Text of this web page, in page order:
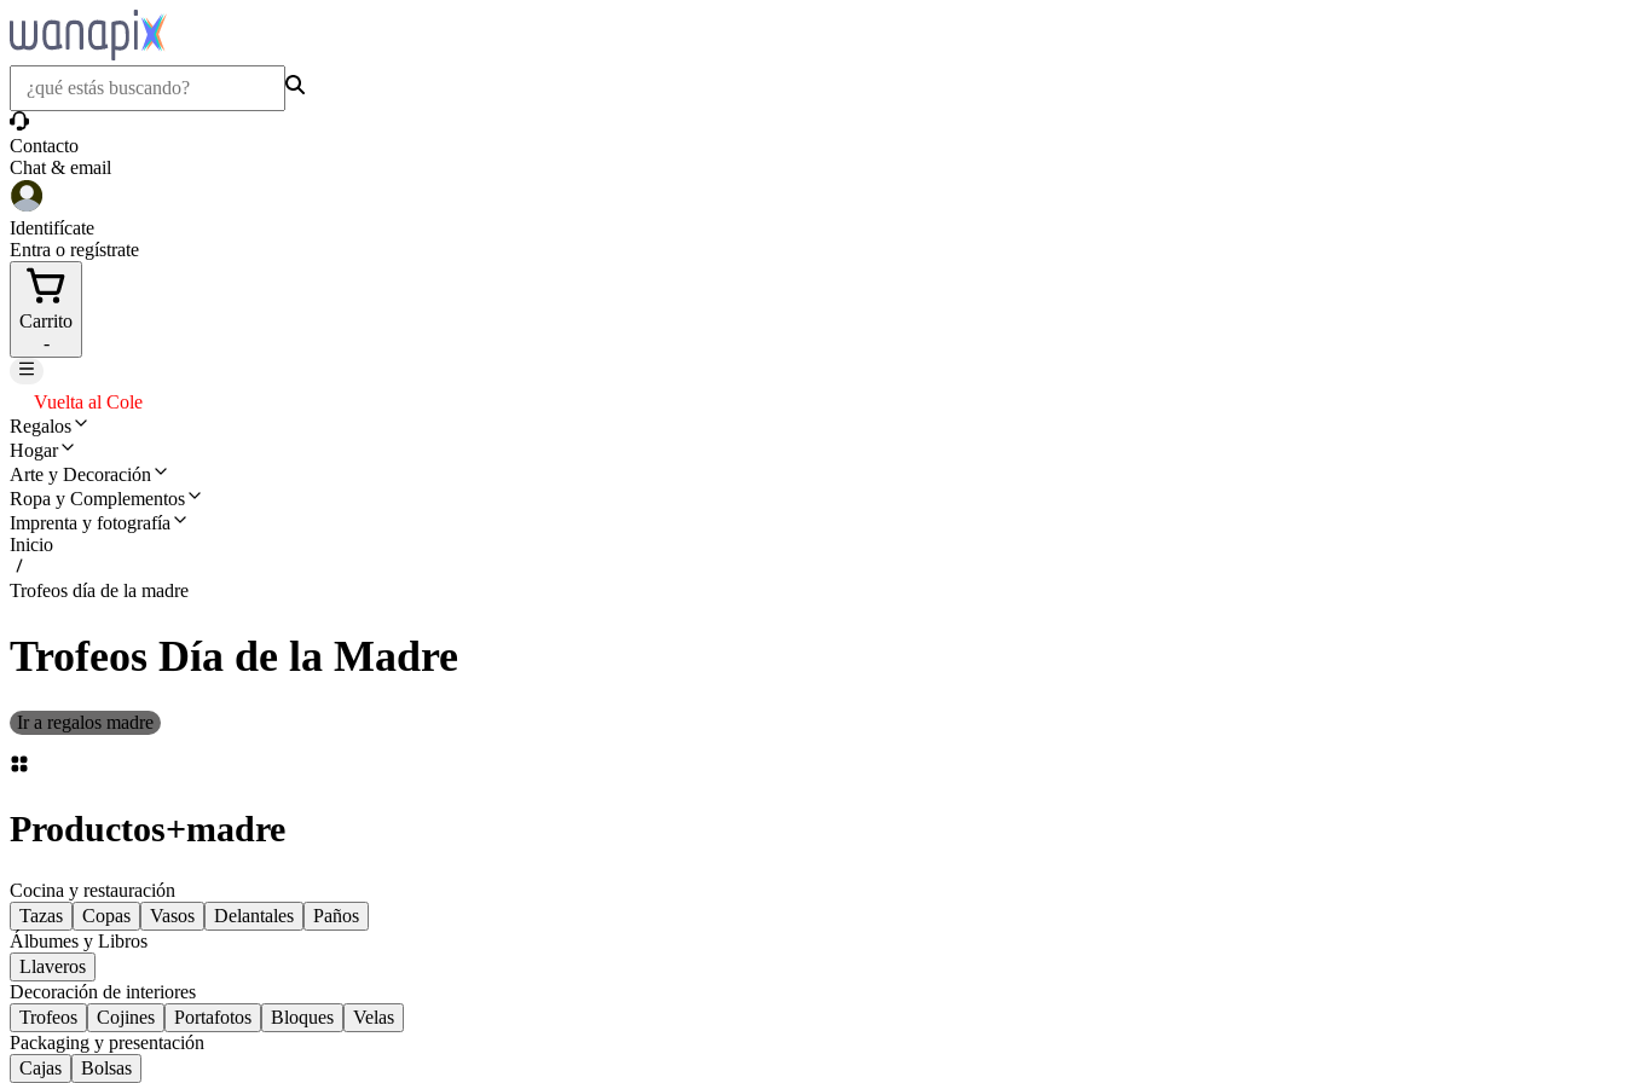
Contacto
Chat & email
Identifícate
Entra o regístrate
Carrito
-
Vuelta al Cole
Regalos
Hogar
Arte y Decoración
Ropa y Complementos
Imprenta y fotografía
Inicio
Trofeos día de la madre
Trofeos Día de la Madre
Ir a regalos madre
Productos+madre
Cocina y restauración
Tazas
Copas Vasos Delantales
Paños
Álbumes y Libros
Llaveros
Decoración de interiores
Trofeos
Cojines Portafotos Bloques
Velas
Packaging y presentación
Cajas
Bolsas